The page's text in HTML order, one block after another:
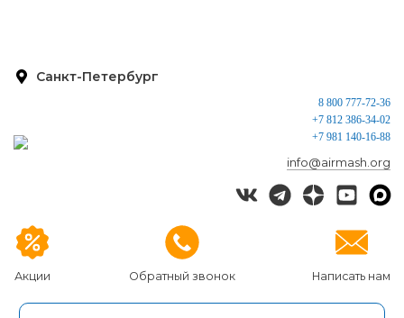
Санкт-Петербург
Акции Обратный звонок Написать нам
8 800 777-72-36
+7 812 386-34-02
+7 981 140-16-88
info@airmash.org